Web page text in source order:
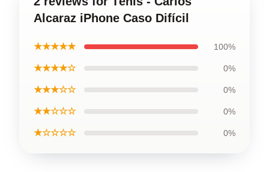
Alcaraz iPhone Caso Difícil
★★★★★ 100%
★★★★☆ 0%
★★★☆☆ 0%
★★☆☆☆ 0%
★☆☆☆☆ 0%